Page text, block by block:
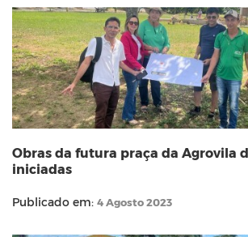
Obras da futura praça da Agrovila
iniciadas
Publicado em: 4 Agosto 2023